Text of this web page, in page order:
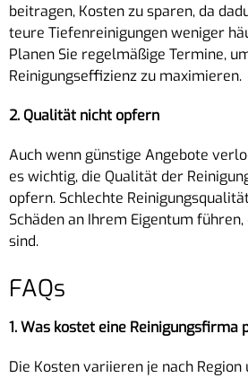
beitragen, Kosten zu sparen, da
teure Tiefenreinigungen weniger
Planen Sie regelmäßige Termine,
Reinigungseffizienz zu maximieren.
2. Qualität nicht opfern
Auch wenn günstige Angebote
es wichtig, die Qualität der
opfern. Schlechte
Schäden an Ihrem Eigentum
sind.
FAQs
1. Was kostet eine Reinigungsfirma
Die Kosten variieren je nach